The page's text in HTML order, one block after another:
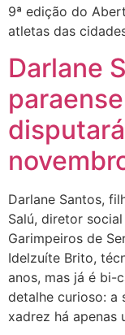
9ª edição do
atletas das
Darlane
Darlane Santos,
Salú, diretor
Garimpeiros de
Idelzuíte Brito,
anos, mas já é bi-
detalhe curioso: a
xadrez há apenas